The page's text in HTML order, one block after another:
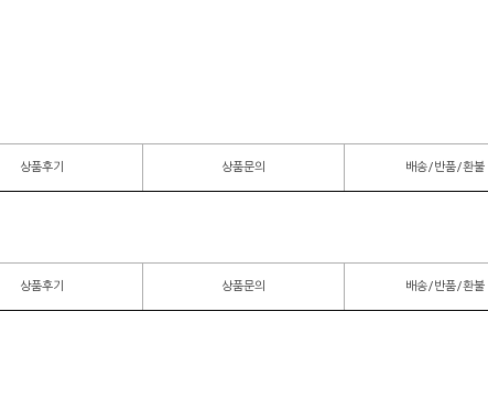
상품후기 상품문의 배송/반품/환불
상품후기 상품문의 배송/반품/환불